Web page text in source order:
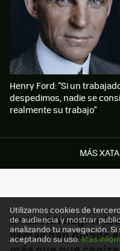
MÁS
Henry Ford: "Si un
despedimos, nadie se
realmente su trabajo"
En Los Monegros las
llamas han dejado
Utilizamos cookies de
de audiencia y mostrar
analizando tu navegación.
aceptando su uso.Más